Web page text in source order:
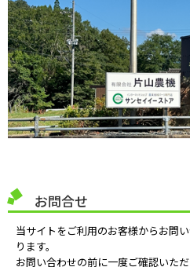
お問合せ
当サイトをご利用のお客様からお問
ります。
お問い合わせの前に一度ご確認いた